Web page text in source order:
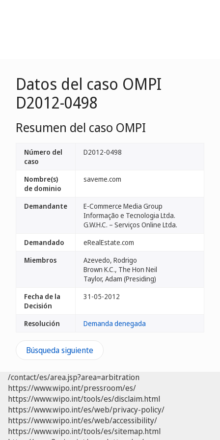
Datos del caso OMPI
D2012-0498
Resumen del caso OMPI
Número del
caso
D2012-0498
Nombre(s)
de dominio
saveme.com
Demandante
E-Commerce Media Group
Informação e Tecnologia Ltda.
G.W.H.C. – Serviços Online Ltda.
Demandado
eRealEstate.com
Miembros
Azevedo, Rodrigo
Brown K.C., The Hon Neil
Taylor, Adam (Presiding)
Fecha de la
Decisión
31-05-2012
Resolución Demanda denegada
Búsqueda siguiente
/contact/es/area.jsp?area=arbitration
https://www.wipo.int/pressroom/es/
https://www.wipo.int/tools/es/disclaim.html
https://www.wipo.int/es/web/privacy-policy/
https://www.wipo.int/es/web/accessibility/
https://www.wipo.int/tools/es/sitemap.html